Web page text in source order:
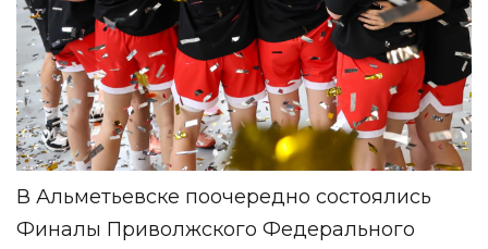
В Альметьевске поочередно состоялись
Финалы Приволжского Федерального